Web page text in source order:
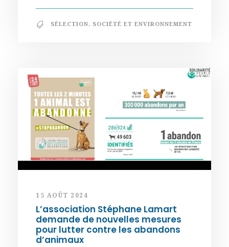
SÉLECTION, SOCIÉTÉ ET ENVIRONNEMENT
15 AOÛT 2024
L’association Stéphane Lamart
demande de nouvelles mesures
pour lutter contre les abandons
d’animaux